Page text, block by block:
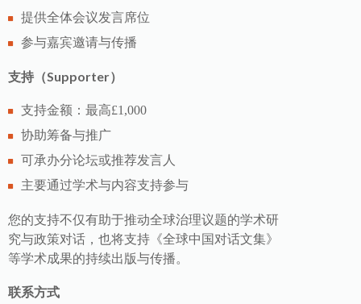
提供全体会议发言席位
参与嘉宾邀请与传播
支持（Supporter）
支持金额：最高£1,000
协助筹备与推广
可承办分论坛或推荐发言人
主要通过学术与内容支持参与
您的支持不仅有助于推动全球治理议题的学术研
究与政策对话，也将支持《全球中国对话文集》
等学术成果的持续出版与传播。
联系方式